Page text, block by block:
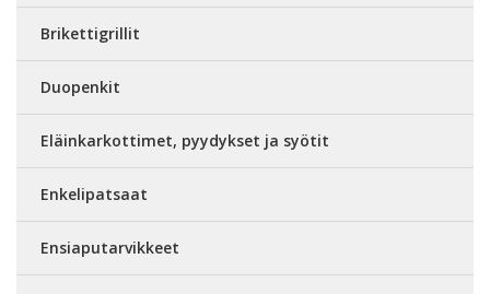
Brikettigrillit
Duopenkit
Eläinkarkottimet, pyydykset ja syötit
Enkelipatsaat
Ensiaputarvikkeet